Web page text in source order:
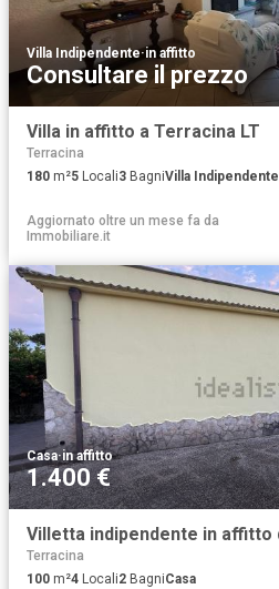
Villa Indipendente·in affitto
Consultare il prezzo
Villa in affitto a Terracina LT
Terracina
180 m²5 Locali3 BagniVilla Indipendente
Aggiornato oltre un mese fa da
Immobiliare.it
Casa·in affitto
1.400 €
Terracina
100 m²4 Locali2 BagniCasa